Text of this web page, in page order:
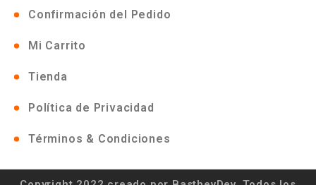
Confirmación del Pedido
Mi Carrito
Tienda
Política de Privacidad
Términos & Condiciones